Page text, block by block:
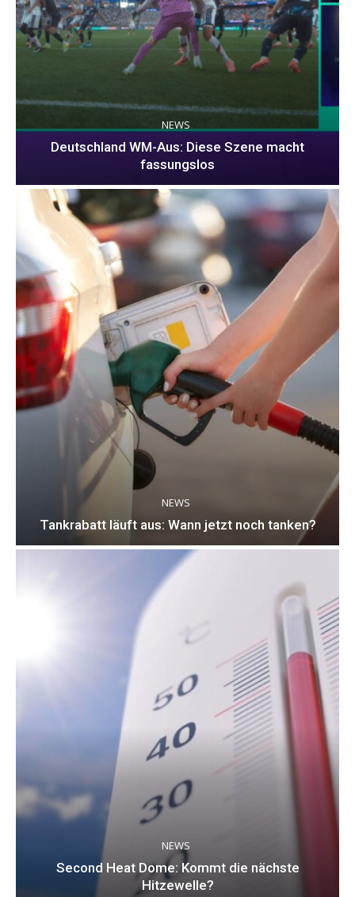
NEWS
Deutschland WM-Aus: Diese Szene macht
fassungslos
NEWS
Tankrabatt läuft aus: Wann jetzt noch tanken?
NEWS
Second Heat Dome: Kommt die nächste
Hitzewelle?